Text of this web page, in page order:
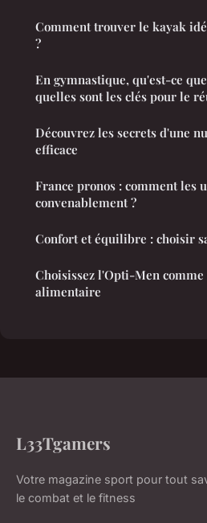
Comment trouver le kayak
?
En gymnastique, qu'est-ce
quelles sont les clés pour le
Découvrez les secrets d'une
efficace
France pronos : comment les
convenablement ?
Confort et équilibre : choisir
Choisissez l'Opti-Men
alimentaire
L33Tgamers
Votre magazine sport pour tout
le combat et le fitness